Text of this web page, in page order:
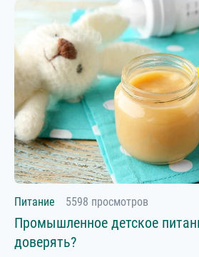
Питание 5598 просмотров
Промышленное детское
доверять?